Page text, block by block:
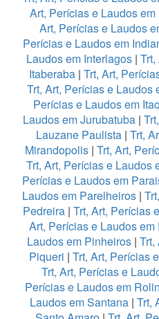
Art, Perícias e Laudos
Art, Perícias e Laudos
Perícias e Laudos em
Laudos em Interlagos|
Itaberaba| Trt, Art,
Trt, Art, Perícias e Laudos
Perícias e Laudos em
Laudos em Jurubatuba|
Lauzane Paulista | Trt,
Mirandopolis| Trt, Art,
Trt, Art, Perícias e Laudos
Perícias e Laudos em
Laudos em Parelheiros|
Pedreira | Trt, Art, Perícias
Art, Perícias e Laudos em
Laudos em Pinheiros| Trt,
Piqueri | Trt, Art, Perícias
Trt, Art, Perícias e
Perícias e Laudos em
Laudos em Santana| Trt,